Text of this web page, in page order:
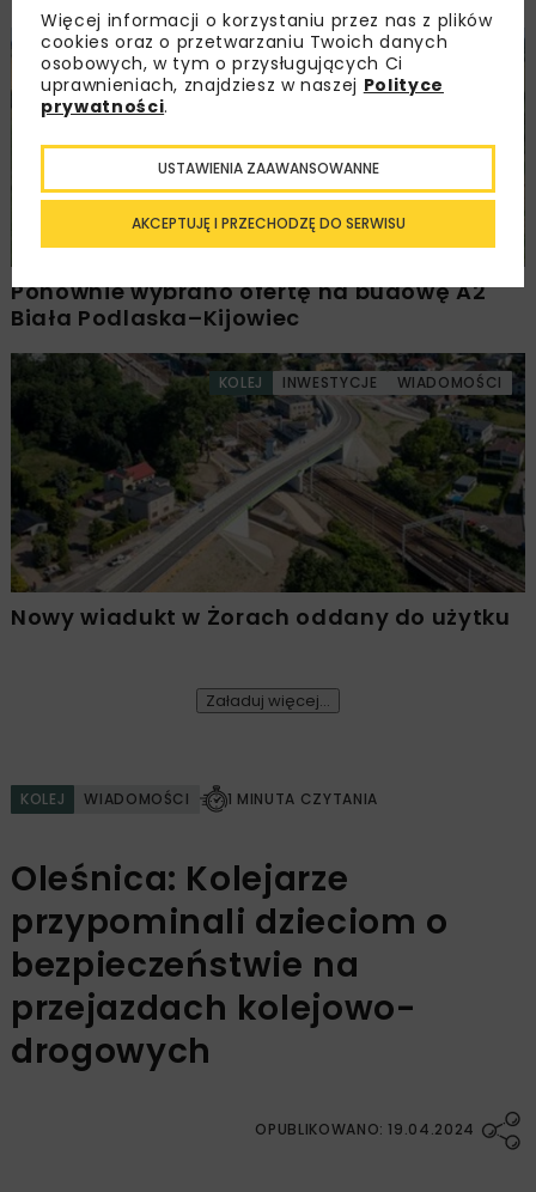
DROGI INWESTYCJE WIADOMOŚCI
Ponownie wybrano ofertę na budowę A2
Biała Podlaska–Kijowiec
KOLEJ INWESTYCJE WIADOMOŚCI
Nowy wiadukt w Żorach oddany do użytku
Załaduj więcej...
KOLEJ WIADOMOŚCI 1 MINUTA CZYTANIA
Oleśnica: Kolejarze
przypominali dzieciom o
bezpieczeństwie na
przejazdach kolejowo-
drogowych
OPUBLIKOWANO: 19.04.2024
Więcej informacji o korzystaniu przez nas z plików
cookies oraz o przetwarzaniu Twoich danych
osobowych, w tym o przysługujących Ci
uprawnieniach, znajdziesz w naszej Polityce
prywatności.
AKCEPTUJĘ I PRZECHODZĘ DO SERWISU
USTAWIENIA ZAAWANSOWANNE